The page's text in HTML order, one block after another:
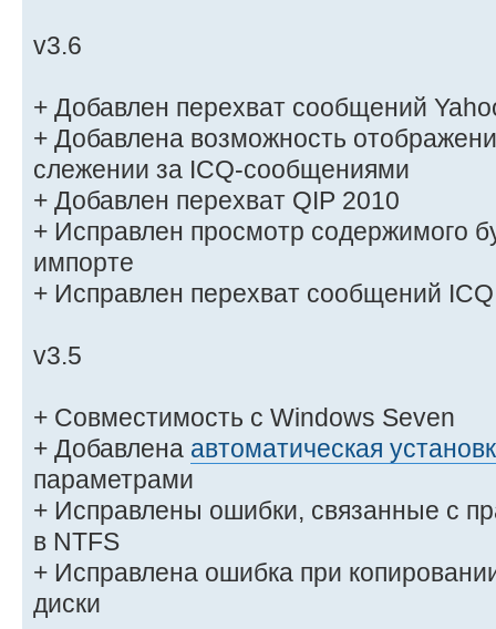
v3.6
+ Добавлен перехват сообщений
+ Добавлена возможность
слежении за ICQ-сообщениями
+ Добавлен перехват QIP 2010
+ Исправлен просмотр содержимого
импорте
+ Исправлен перехват сообщений
v3.5
+ Совместимость с Windows Seven
+ Добавлена автоматическая
параметрами
+ Исправлены ошибки, связанные с
в NTFS
+ Исправлена ошибка при
диски